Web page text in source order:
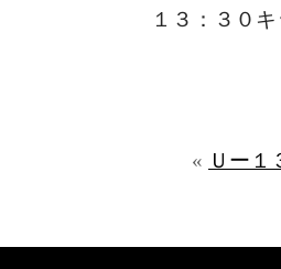
１３：３０
« Ｕー